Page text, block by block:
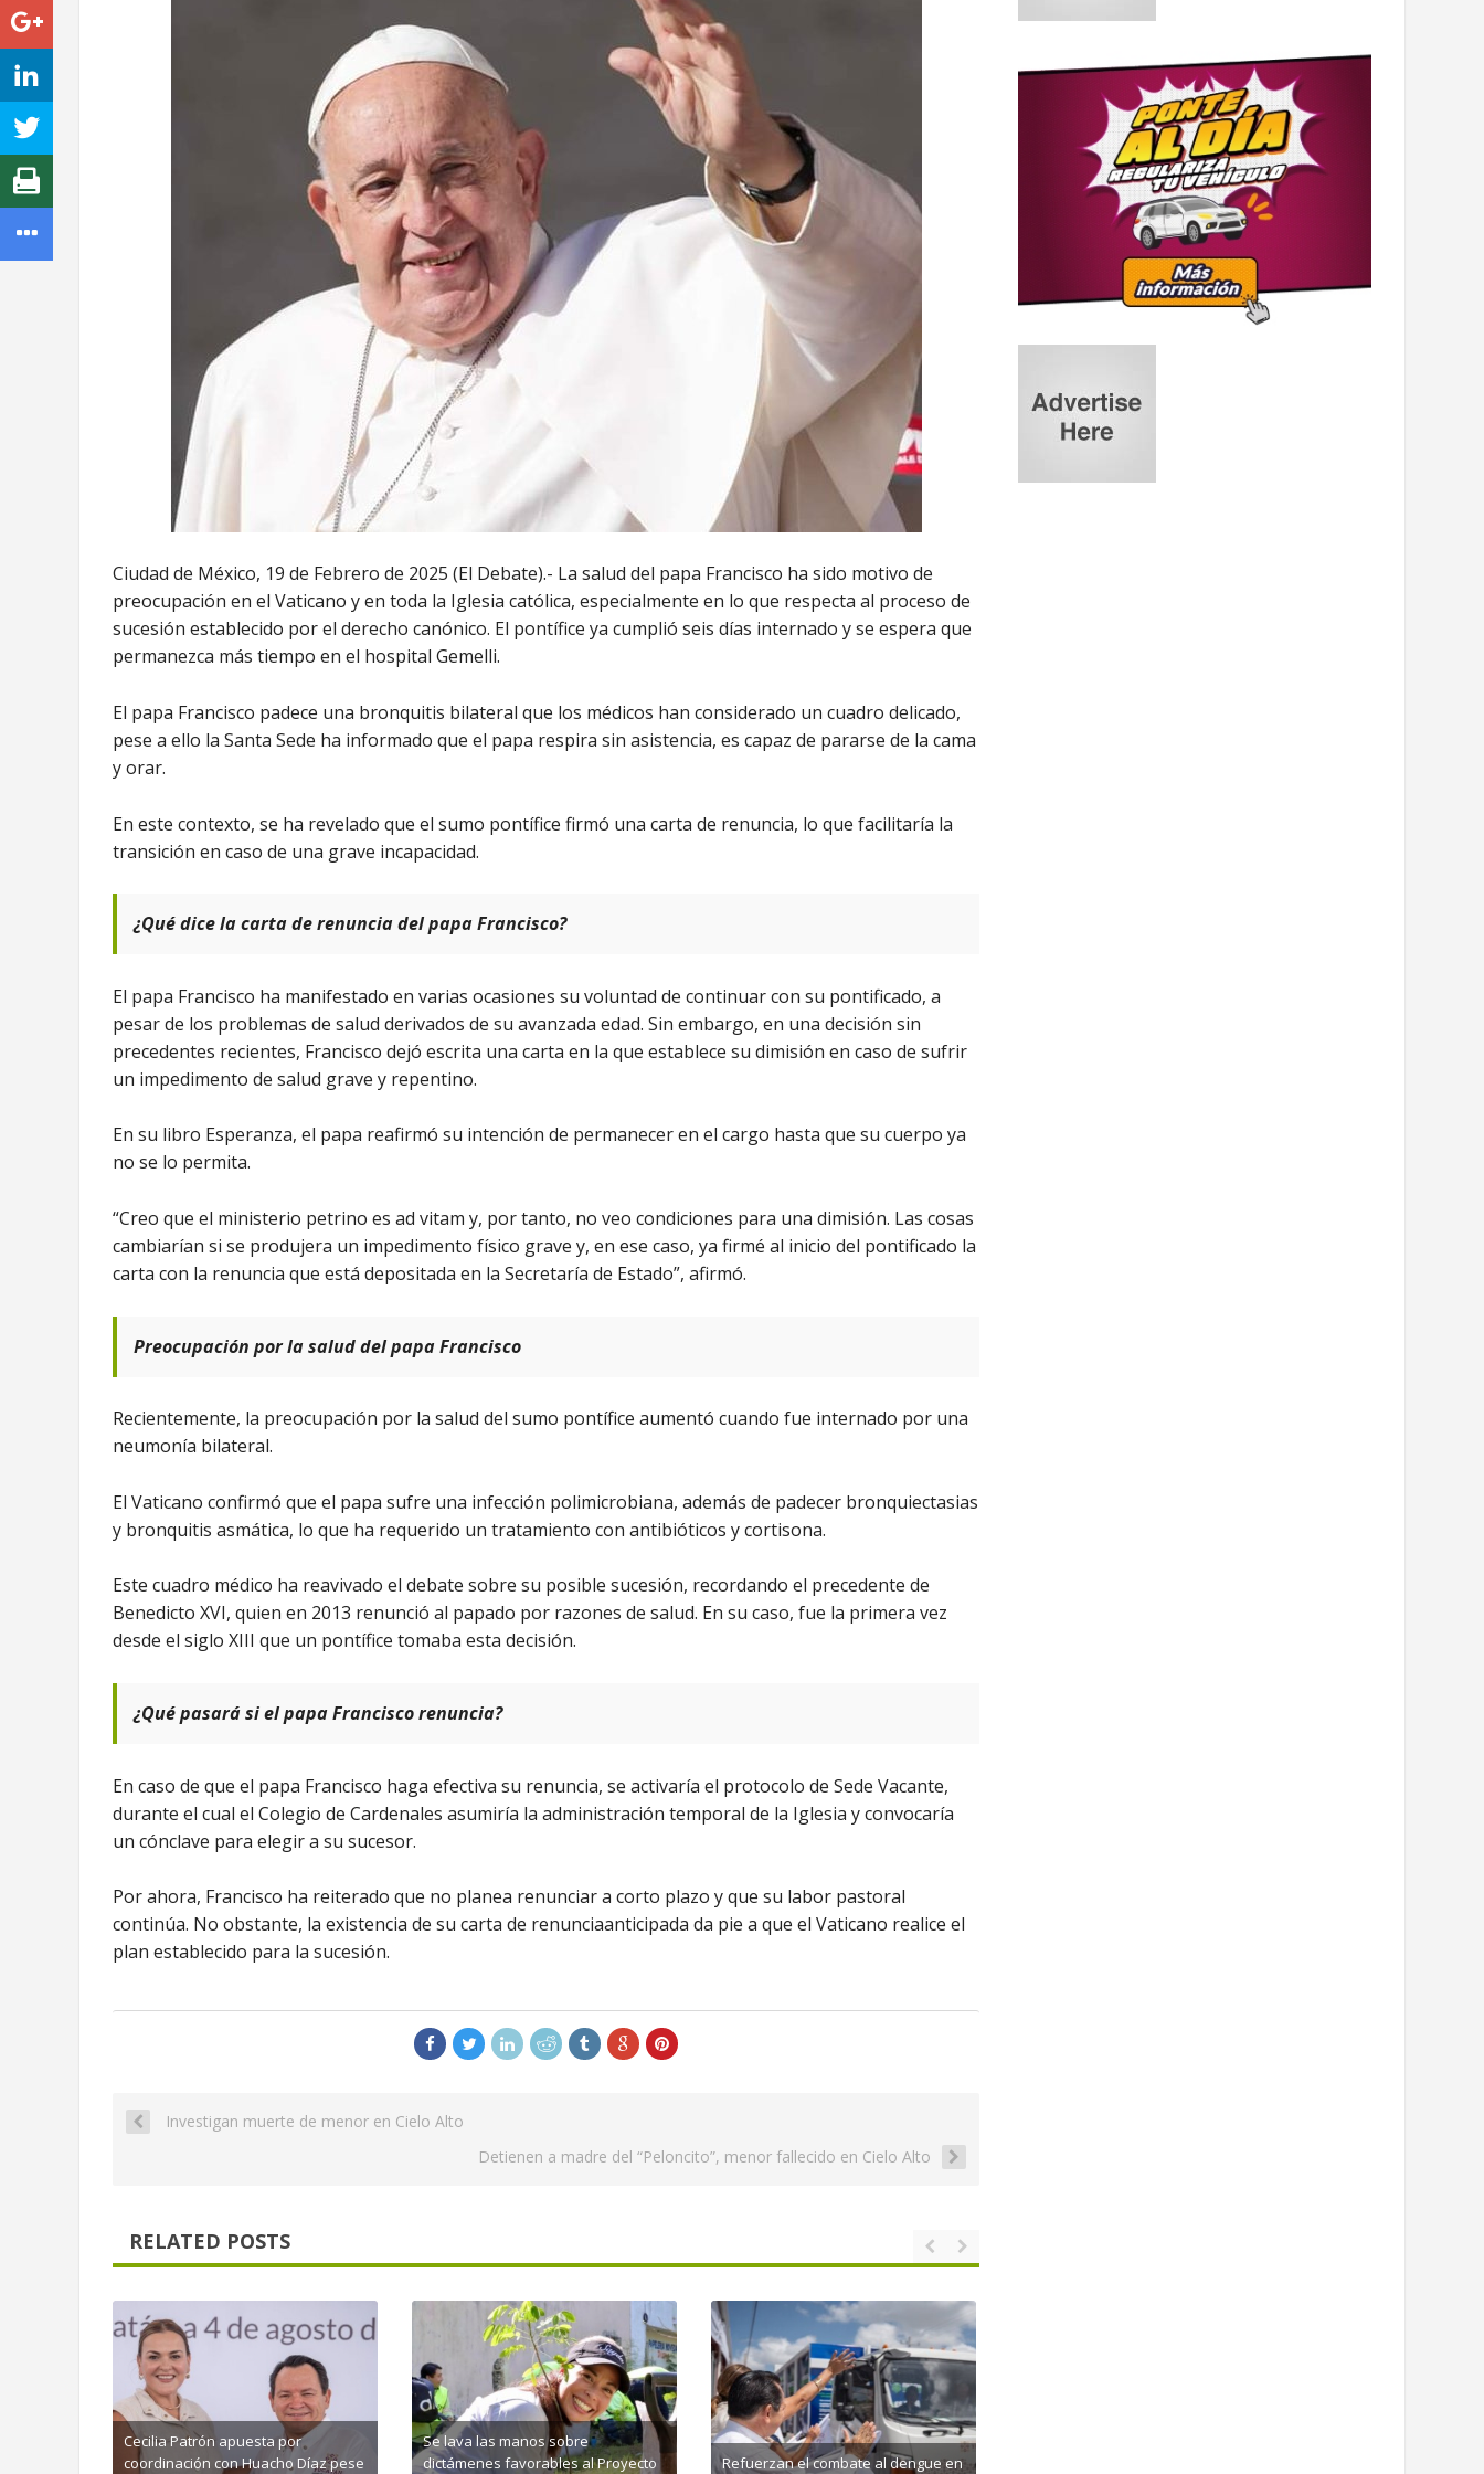
Ciudad de México, 19 de Febrero de 2025 (El Debate).- La salud del papa Francisco ha sido motivo de
preocupación en el Vaticano y en toda la Iglesia católica, especialmente en lo que respecta al proceso de
sucesión establecido por el derecho canónico. El pontífice ya cumplió seis días internado y se espera que
permanezca más tiempo en el hospital Gemelli.
El papa Francisco padece una bronquitis bilateral que los médicos han considerado un cuadro delicado,
pese a ello la Santa Sede ha informado que el papa respira sin asistencia, es capaz de pararse de la cama
y orar.
En este contexto, se ha revelado que el sumo pontífice firmó una carta de renuncia, lo que facilitaría la
transición en caso de una grave incapacidad.
¿Qué dice la carta de renuncia del papa Francisco?
El papa Francisco ha manifestado en varias ocasiones su voluntad de continuar con su pontificado, a
pesar de los problemas de salud derivados de su avanzada edad. Sin embargo, en una decisión sin
precedentes recientes, Francisco dejó escrita una carta en la que establece su dimisión en caso de sufrir
un impedimento de salud grave y repentino.
En su libro Esperanza, el papa reafirmó su intención de permanecer en el cargo hasta que su cuerpo ya
no se lo permita.
“Creo que el ministerio petrino es ad vitam y, por tanto, no veo condiciones para una dimisión. Las cosas
cambiarían si se produjera un impedimento físico grave y, en ese caso, ya firmé al inicio del pontificado la
carta con la renuncia que está depositada en la Secretaría de Estado”, afirmó.
Preocupación por la salud del papa Francisco
Recientemente, la preocupación por la salud del sumo pontífice aumentó cuando fue internado por una
neumonía bilateral.
El Vaticano confirmó que el papa sufre una infección polimicrobiana, además de padecer bronquiectasias
y bronquitis asmática, lo que ha requerido un tratamiento con antibióticos y cortisona.
Este cuadro médico ha reavivado el debate sobre su posible sucesión, recordando el precedente de
Benedicto XVI, quien en 2013 renunció al papado por razones de salud. En su caso, fue la primera vez
desde el siglo XIII que un pontífice tomaba esta decisión.
¿Qué pasará si el papa Francisco renuncia?
En caso de que el papa Francisco haga efectiva su renuncia, se activaría el protocolo de Sede Vacante,
durante el cual el Colegio de Cardenales asumiría la administración temporal de la Iglesia y convocaría
un cónclave para elegir a su sucesor.
Por ahora, Francisco ha reiterado que no planea renunciar a corto plazo y que su labor pastoral
continúa. No obstante, la existencia de su carta de renunciaanticipada da pie a que el Vaticano realice el
plan establecido para la sucesión.
Investigan muerte de menor en Cielo Alto
Detienen a madre del “Peloncito”, menor fallecido en Cielo Alto
RELATED POSTS
Cecilia Patrón apuesta por
coordinación con Huacho Díaz pese
Se lava las manos sobre
dictámenes favorables al Proyecto
Refuerzan el combate al dengue en